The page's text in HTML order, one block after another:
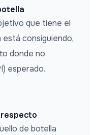
que tiene el
consiguiendo,
donde no
esperado.
de botella